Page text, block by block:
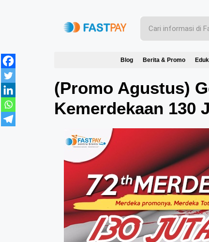
Blog Berita & Promo
(Promo Agustus)
Kemerdekaan 130